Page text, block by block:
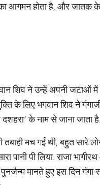
का आगमन होता है, और जातक
शिव ने उन्हें अपनी जटाओं में
के लिए भगवान शिव ने
के नाम से जाना जाता है.
मच गई थी, बहुत सारे
पानी पी लिया. राजा
मानते हुए इस दिन गंगा